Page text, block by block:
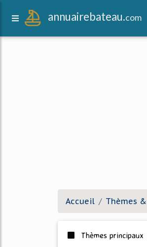
annuairebateau.com
Accueil Thèmes
Thèmes